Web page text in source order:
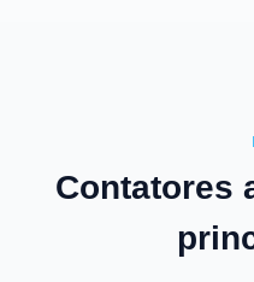
Contatores